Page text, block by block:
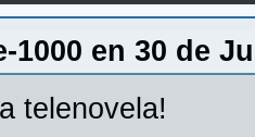
1000 en 30 de
telenovela!